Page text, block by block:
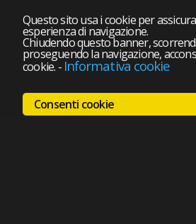
Questo sito usa i cookie per
esperienza di navigazione.
Chiudendo questo banner,
proseguendo la navigazione,
cookie. - Informativa cookie
Consenti cookie